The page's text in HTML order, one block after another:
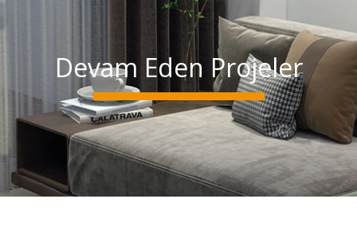
Devam Eden Projeler